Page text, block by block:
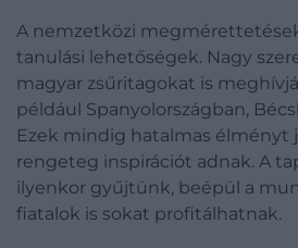
A nemzetközi megmérettetések
tanulási lehetőségek. Nagy
magyar zsűritagokat is
például Spanyolországban,
Ezek mindig hatalmas élményt
rengeteg inspirációt adnak. A
ilyenkor gyűjtünk, beépül a
fiatalok is sokat profitálhatnak.